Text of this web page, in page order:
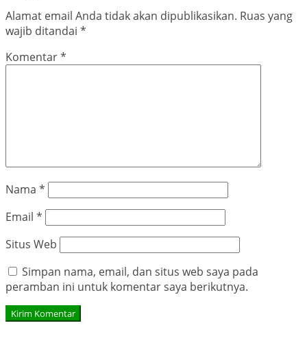
Alamat email Anda tidak akan dipublikasikan. Ruas yang
wajib ditandai *
Komentar*
Nama *
Email *
Situs Web
Simpan nama, email, dan situs web saya pada
peramban ini untuk komentar saya berikutnya.